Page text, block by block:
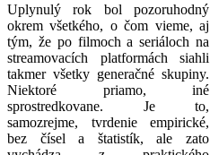
Uplynulý rok bol pozoruhodný
okrem všetkého, o čom vieme, aj
tým, že po filmoch a seriáloch na
streamovacích platformách siahli
takmer všetky generačné skupiny.
Niektoré priamo, iné
sprostredkovane. Je to,
samozrejme, tvrdenie empirické,
bez čísel a štatistík, ale zato